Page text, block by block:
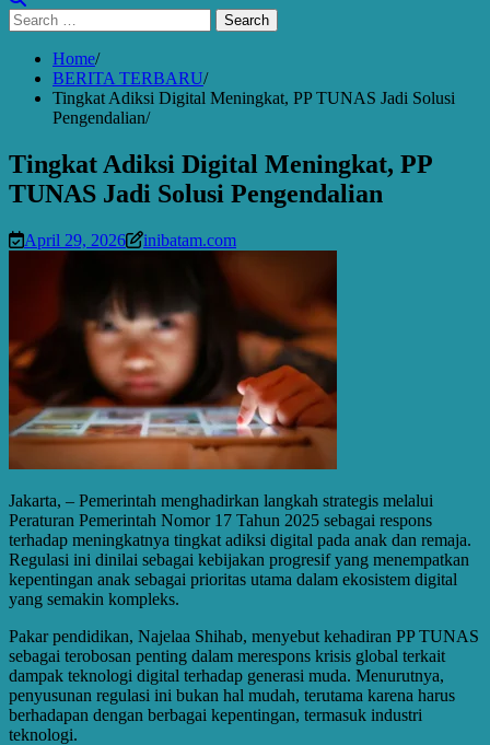
Search
for:
Home
BERITA TERBARU
Tingkat Adiksi Digital Meningkat, PP TUNAS Jadi Solusi
Pengendalian
Tingkat Adiksi Digital Meningkat, PP
TUNAS Jadi Solusi Pengendalian
April 29, 2026 inibatam.com
Jakarta, – Pemerintah menghadirkan langkah strategis melalui
Peraturan Pemerintah Nomor 17 Tahun 2025 sebagai respons
terhadap meningkatnya tingkat adiksi digital pada anak dan remaja.
Regulasi ini dinilai sebagai kebijakan progresif yang menempatkan
kepentingan anak sebagai prioritas utama dalam ekosistem digital
yang semakin kompleks.
Pakar pendidikan, Najelaa Shihab, menyebut kehadiran PP TUNAS
sebagai terobosan penting dalam merespons krisis global terkait
dampak teknologi digital terhadap generasi muda. Menurutnya,
penyusunan regulasi ini bukan hal mudah, terutama karena harus
berhadapan dengan berbagai kepentingan, termasuk industri
teknologi.